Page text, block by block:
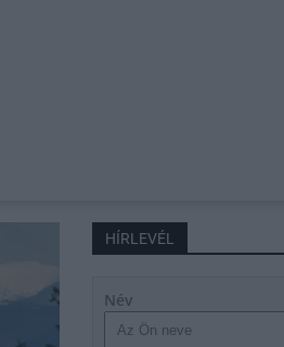
HÍRLEVÉL
Név